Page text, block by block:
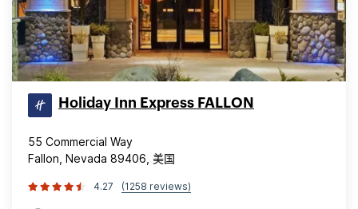
Holiday Inn Express FALLON
55 Commercial Way
Fallon, Nevada 89406, 美国
4.27 (1258 reviews)